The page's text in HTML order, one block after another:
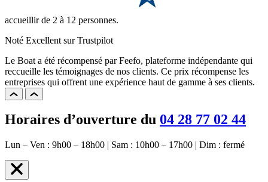
accueillir de 2 à 12 personnes.
Noté Excellent sur Trustpilot
Le Boat a été récompensé par Feefo, plateforme indépendante qui
reccueille les témoignages de nos clients. Ce prix récompense les
entreprises qui offrent une expérience haut de gamme à ses clients.
Horaires d’ouverture du 04 28 77 02 44
Lun – Ven : 9h00 – 18h00 | Sam : 10h00 – 17h00 | Dim : fermé